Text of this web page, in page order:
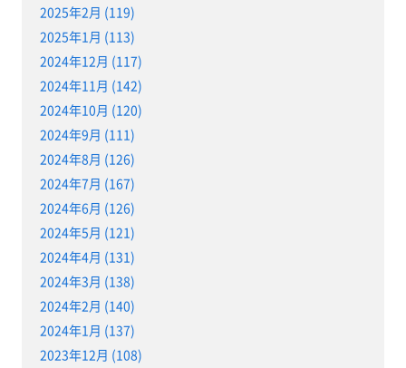
2025年2月 (119)
2025年1月 (113)
2024年12月 (117)
2024年11月 (142)
2024年10月 (120)
2024年9月 (111)
2024年8月 (126)
2024年7月 (167)
2024年6月 (126)
2024年5月 (121)
2024年4月 (131)
2024年3月 (138)
2024年2月 (140)
2024年1月 (137)
2023年12月 (108)